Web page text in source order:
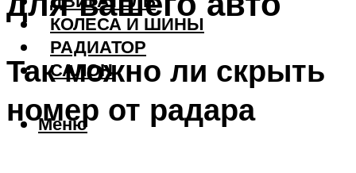
КОЛЕСА И ШИНЫ
РАДИАТОР
САЛОН
Меню
Так можно ли скрыть
номер от радара